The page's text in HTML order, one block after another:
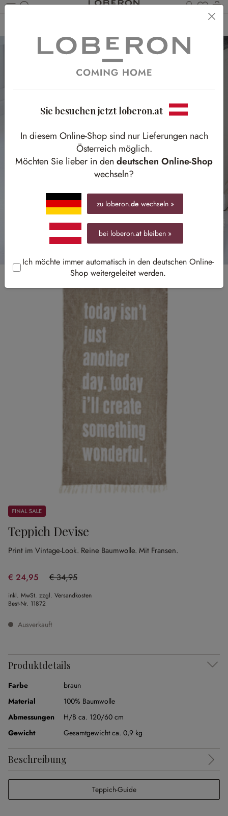
Du
Sale
Teppich Devise
Print im Vintage-Look. Reine Baumwolle. Mit Fransen.
€ 24,95 € 34,95
(28.61% gespart)
inkl. MwSt. zzgl. Versandkosten
Best-Nr. 11872
Ausverkauft
Produktdetails
Farbe
braun
Material
100% Baumwolle
Abmessungen
H/B ca. 120/60 cm
Gewicht
Gesamtgewicht ca. 0,9 kg
Beschreibung
Teppich-Guide
Sie besuchen jetzt loberon.at
In diesem Online-Shop sind nur Lieferungen nach
Österreich möglich.
Möchten Sie lieber in den deutschen Online-Shop
wechseln?
zu loberon.de wechseln »
bei loberon.at bleiben »
Ich möchte immer automatisch in den deutschen Online-
Shop weitergeleitet werden.